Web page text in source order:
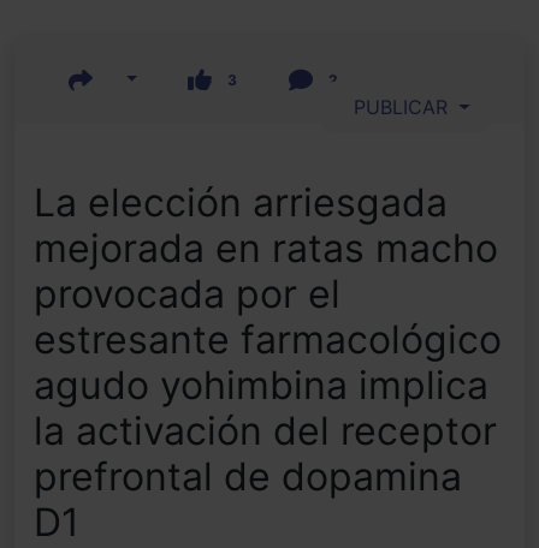
3 2
PUBLICAR
La elección arriesgada
mejorada en ratas macho
provocada por el
estresante farmacológico
agudo yohimbina implica
la activación del receptor
prefrontal de dopamina
D1